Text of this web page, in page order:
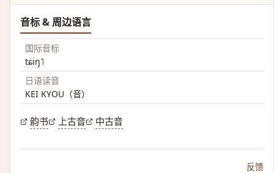
音标 & 周边语言
国际音标
tɕiŋ˥
日语读音
KEI KYOU（音）
韵书 上古音 中古音
反馈